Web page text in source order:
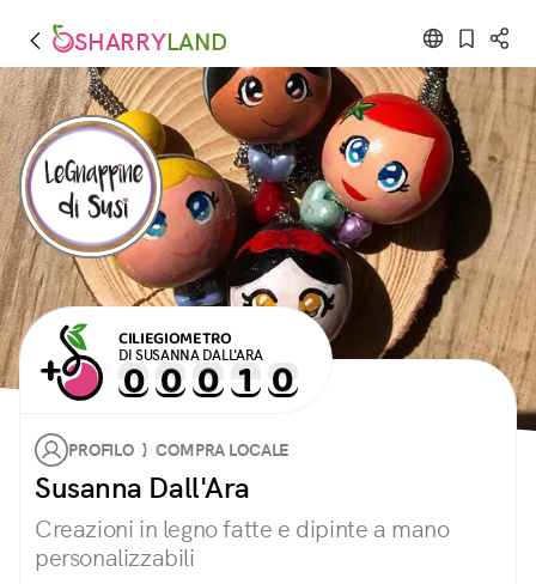
SHARRYLAND
CILIEGIOMETRO
DI SUSANNA DALL'ARA
PROFILO } COMPRA LOCALE
Susanna Dall'Ara
Creazioni in legno fatte e dipinte a mano
personalizzabili